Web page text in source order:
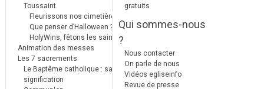
Toussaint
Fleurissons nos cimetières
Que penser d’Halloween ?
HolyWins, fêtons les saints !
Animation des messes
Les 7 sacrements
Le Baptême catholique : sa
signification
gratuits
Qui sommes-nous
?
Nous contacter
On parle de nous
Vidéos egliseinfo
Revue de presse